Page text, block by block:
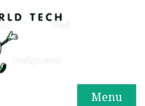
Menu